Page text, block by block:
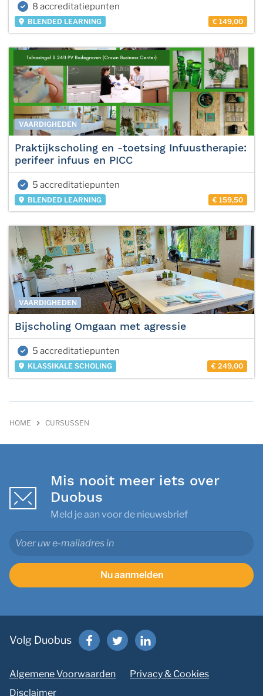
8 accreditatiepunten
BLENDED LEARNING € 149,00
VAARDIGHEDEN
Praktijkscholing en -toetsing Infuustherapie:
perifeer infuus en PICC
5 accreditatiepunten
BLENDED LEARNING € 159,50
VAARDIGHEDEN
Bijscholing Omgaan met agressie
5 accreditatiepunten
KLASSIKALE SCHOLING € 249,00
HOME CURSUSSEN
Mis nooit meer iets over
Duobus
Meld je aan voor de nieuwsbrief
Nu aanmelden
Volg Duobus
Algemene Voorwaarden
Privacy & Cookies
Disclaimer